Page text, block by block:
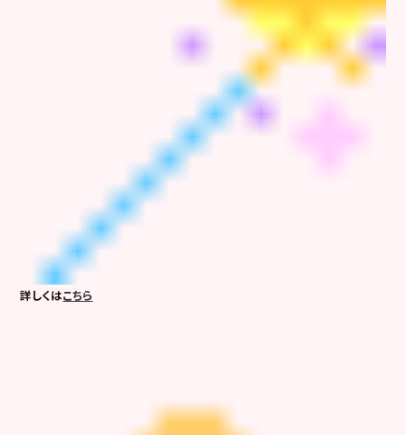
詳しくはこちら